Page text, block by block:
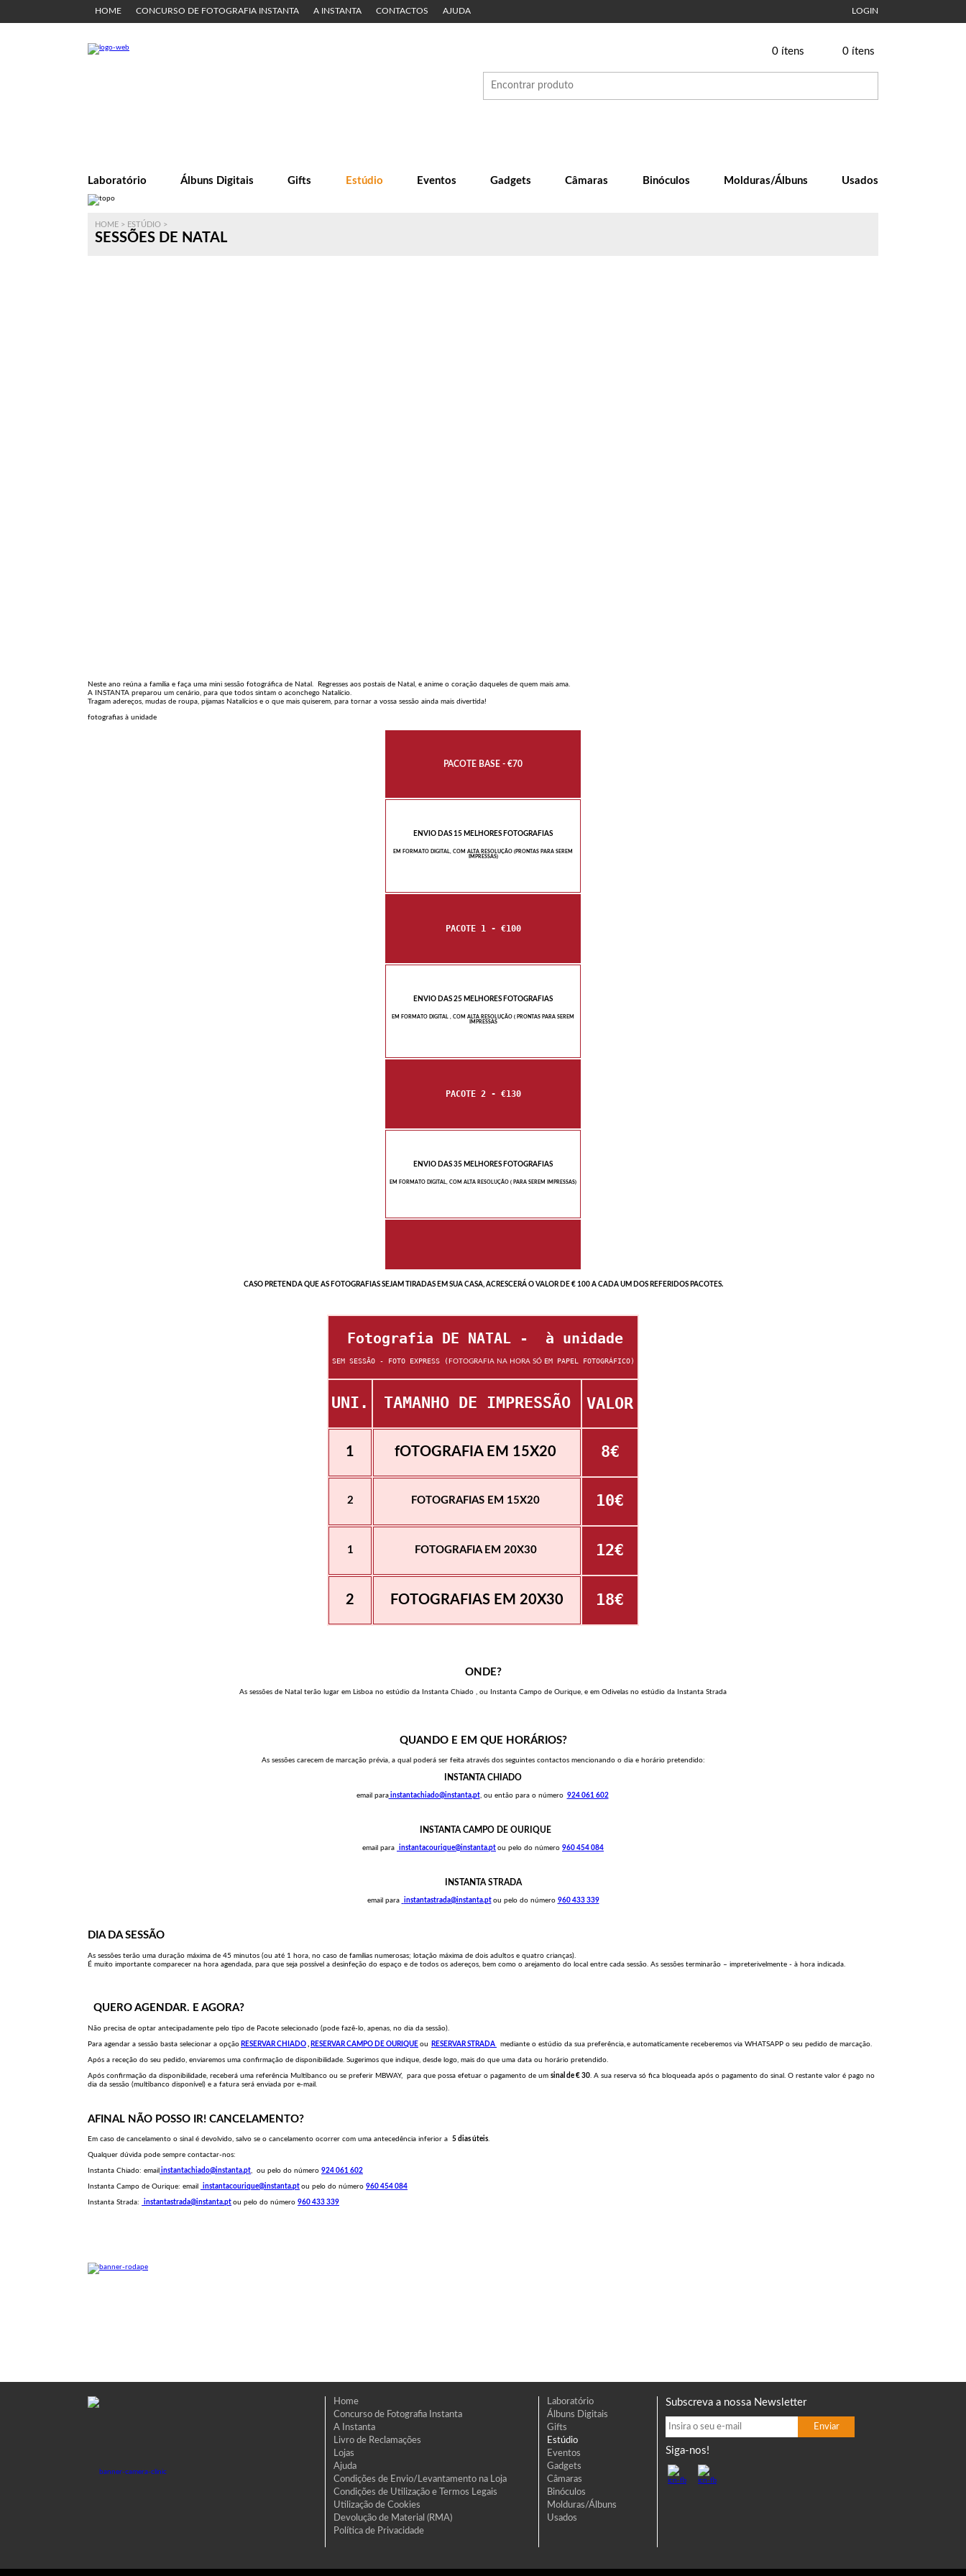
LOGIN
HOME CONCURSO DE FOTOGRAFIA INSTANTA A INSTANTA CONTACTOS AJUDA
0 ítens 0 ítens
Laboratório Álbuns Digitais Gifts Estúdio Eventos Gadgets Câmaras Binóculos Molduras/Álbuns Usados
HOME > ESTÚDIO >
SESSÕES DE NATAL
Neste ano reúna a família e faça uma mini sessão fotográfica de Natal. Regresses aos postais de Natal, e anime o coração daqueles de quem mais ama.
A INSTANTA preparou um cenário, para que todos sintam o aconchego Natalício.
Tragam adereços, mudas de roupa, pijamas Natalícios e o que mais quiserem, para tornar a vossa sessão ainda mais divertida!
fotografias à unidade
PACOTE BASE - €70
ENVIO DAS 15 MELHORES FOTOGRAFIAS
EM FORMATO DIGITAL, COM ALTA RESOLUÇÃO (PRONTAS PARA SEREM
IMPRESSAS)
PACOTE 1 - €100
ENVIO DAS 25 MELHORES FOTOGRAFIAS
EM FORMATO DIGITAL , COM ALTA RESOLUÇÃO ( PRONTAS PARA SEREM
IMPRESSAS
PACOTE 2 - €130
ENVIO DAS 35 MELHORES FOTOGRAFIAS
EM FORMATO DIGITAL, COM ALTA RESOLUÇÃO ( PARA SEREM IMPRESSAS)
CASO PRETENDA QUE AS FOTOGRAFIAS SEJAM TIRADAS EM SUA CASA, ACRESCERÁ O VALOR DE € 100 A CADA UM DOS REFERIDOS PACOTES.
Fotografia DE NATAL - à unidade
SEM SESSÃO - FOTO EXPRESS ( FOTOGRAFIA NA HORA SÓ EM PAPEL FOTOGRÁFICO)
UNI. TAMANHO DE IMPRESSÃO VALOR
1 fOTOGRAFIA EM 15X20 8€
2 FOTOGRAFIAS EM 15X20 10€
1 FOTOGRAFIA EM 20X30 12€
2 FOTOGRAFIAS EM 20X30 18€
ONDE?
As sessões de Natal terão lugar em Lisboa no estúdio da Instanta Chiado , ou Instanta Campo de Ourique, e em Odivelas no estúdio da Instanta Strada
QUANDO E EM QUE HORÁRIOS?
As sessões carecem de marcação prévia, a qual poderá ser feita através dos seguintes contactos mencionando o dia e horário pretendido:
INSTANTA CHIADO
email parainstantachiado@instanta.pt, ou então para o número 924 061 602
INSTANTA CAMPO DE OURIQUE
email para instantacourique@instanta.pt ou pelo do número 960 454 084
INSTANTA STRADA
email para instantastrada@instanta.pt ou pelo do número 960 433 339
DIA DA SESSÃO
As sessões terão uma duração máxima de 45 minutos (ou até 1 hora, no caso de famílias numerosas; lotação máxima de dois adultos e quatro crianças).
É muito importante comparecer na hora agendada, para que seja possível a desinfeção do espaço e de todos os adereços, bem como o arejamento do local entre cada sessão. As sessões terminarão – impreterivelmente - à hora indicada.
QUERO AGENDAR. E AGORA?
Não precisa de optar antecipadamente pelo tipo de Pacote selecionado (pode fazê-lo, apenas, no dia da sessão).
Para agendar a sessão basta selecionar a opção RESERVAR CHIADO RESERVAR CAMPO DE OURIQUE ou RESERVAR STRADA mediante o estúdio da sua preferência, e automaticamente receberemos via WHATSAPP o seu pedido de marcação.
Após a receção do seu pedido, enviaremos uma confirmação de disponibilidade. Sugerimos que indique, desde logo, mais do que uma data ou horário pretendido.
Após confirmação da disponibilidade, receberá uma referência Multibanco ou se preferir MBWAY, para que possa efetuar o pagamento de um sinal de € 30 . A sua reserva só fica bloqueada após o pagamento do sinal. O restante valor é pago no
dia da sessão (multibanco disponível) e a fatura será enviada por e-mail.
AFINAL NÃO POSSO IR! CANCELAMENTO?
Em caso de cancelamento o sinal é devolvido, salvo se o cancelamento ocorrer com uma antecedência inferior a 5 dias úteis.
Qualquer dúvida pode sempre contactar-nos:
Instanta Chiado: email instantachiado@instanta.pt, ou pelo do número 924 061 602
Instanta Campo de Ourique: email instantacourique@instanta.pt ou pelo do número 960 454 084
Instanta Strada: instantastrada@instanta.pt ou pelo do número 960 433 339
Home
Concurso de Fotografia Instanta
A Instanta
Livro de Reclamações
Lojas
Ajuda
Condições de Envio/Levantamento na Loja
Condições de Utilização e Termos Legais
Utilização de Cookies
Devolução de Material (RMA)
Política de Privacidade
Laboratório
Álbuns Digitais
Gifts
Estúdio
Eventos
Gadgets
Câmaras
Binóculos
Molduras/Álbuns
Usados
Subscreva a nossa Newsletter
Siga-nos!